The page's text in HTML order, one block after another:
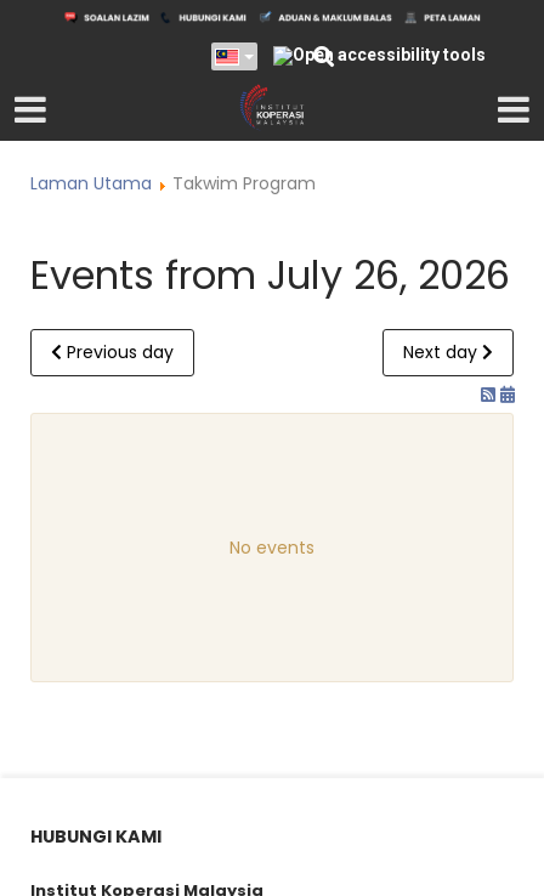
Laman Utama Takwim Program
Events from July 26, 2026
Previous day Next day
No events
HUBUNGI KAMI
Institut Koperasi Malaysia